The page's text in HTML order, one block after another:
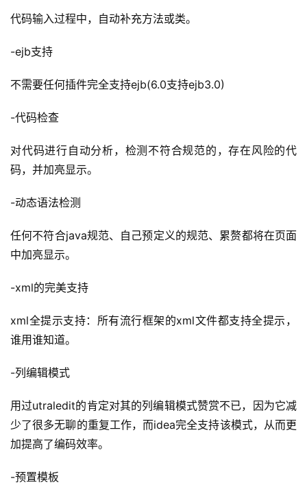
代码输入过程中，自动补充方法或类。
-ejb支持
不需要任何插件完全支持ejb(6.0支持ejb3.0)
-代码检查
对代码进行自动分析，检测不符合规范的，存在风险的代
码，并加亮显示。
-动态语法检测
任何不符合java规范、自己预定义的规范、累赘都将在页面
中加亮显示。
-xml的完美支持
xml全提示支持：所有流行框架的xml文件都支持全提示，
谁用谁知道。
-列编辑模式
用过utraledit的肯定对其的列编辑模式赞赏不已，因为它减
少了很多无聊的重复工作，而idea完全支持该模式，从而更
加提高了编码效率。
-预置模板